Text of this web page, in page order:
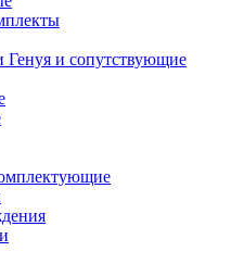
Генуя и сопутствующие